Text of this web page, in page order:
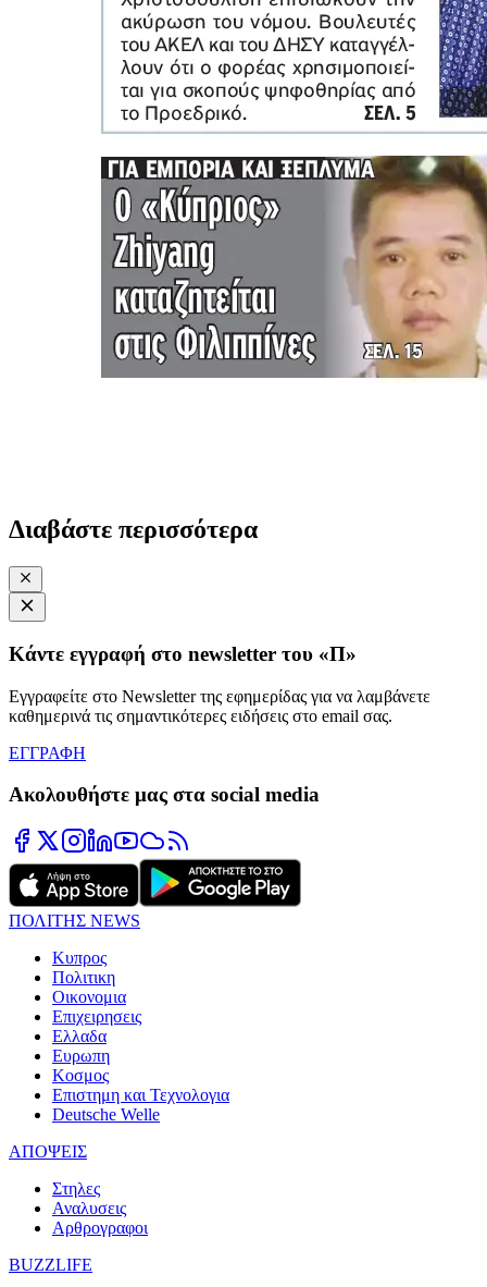
Διαβάστε περισσότερα
Κάντε εγγραφή στο newsletter του «Π»
Εγγραφείτε στο Newsletter της εφημερίδας για να λαμβάνετε
καθημερινά τις σημαντικότερες ειδήσεις στο email σας.
ΕΓΓΡΑΦΗ
Ακολουθήστε μας στα social media
ΠΟΛΙΤΗΣ NEWS
Κυπρος
Πολιτικη
Οικονομια
Επιχειρησεις
Ελλαδα
Ευρωπη
Κοσμος
Επιστημη και Τεχνολογια
Deutsche Welle
ΑΠΟΨΕΙΣ
Στηλες
Αναλυσεις
Αρθρογραφοι
BUZZLIFE